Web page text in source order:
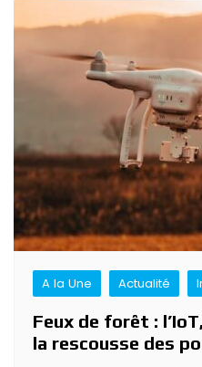
A la Une Actualité
Feux de forêt :
la rescousse des